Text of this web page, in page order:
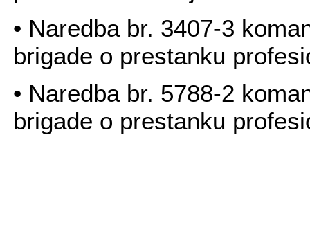
• Naredba br. 3407-3
brigade o prestanku
• Naredba br. 5788-2
brigade o prestanku